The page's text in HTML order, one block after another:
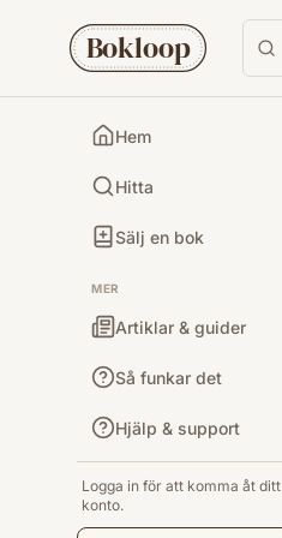
Bokloop
Hem
Hitta
Sälj en bok
MER
Artiklar & guider
Så funkar det
Hjälp & support
Logga in för att komma åt ditt
konto.